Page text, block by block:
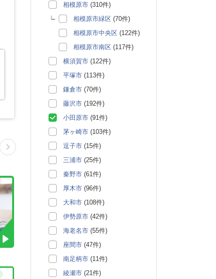
相模原市 (310件)
相模原市緑区 (70件)
相模原市中央区 (122件)
相模原市南区 (117件)
横須賀市 (122件)
平塚市 (113件)
鎌倉市 (70件)
藤沢市 (192件)
小田原市 (91件)
茅ヶ崎市 (103件)
逗子市 (15件)
三浦市 (25件)
秦野市 (61件)
厚木市 (96件)
大和市 (108件)
伊勢原市 (42件)
海老名市 (55件)
座間市 (47件)
南足柄市 (11件)
綾瀬市 (21件)